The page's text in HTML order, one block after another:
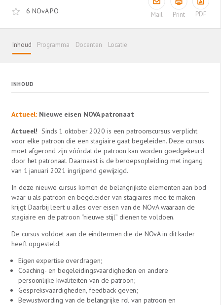
6 NOvA PO
Inhoud Programma Docenten Locatie
Mail Print PDF
INHOUD
Actueel: Nieuwe eisen NOVA patronaat
Actueel! Sinds 1 oktober 2020 is een patroonscursus verplicht
voor elke patroon die een stagiaire gaat begeleiden. Deze cursus
moet afgerond zijn vóórdat de patroon kan worden goedgekeurd
door het patronaat. Daarnaast is de beroepsopleiding met ingang
van 1 januari 2021 ingrijpend gewijzigd.
In deze nieuwe cursus komen de belangrijkste elementen aan bod
waar u als patroon en begeleider van stagiaires mee te maken
krijgt. Daarbij leert u alles over eisen van de NOvA waaraan de
stagiaire en de patroon “nieuwe stijl” dienen te voldoen.
De cursus voldoet aan de eindtermen die de NOvA in dit kader
heeft opgesteld:
Eigen expertise overdragen;
Coaching- en begeleidingsvaardigheden en andere
persoonlijke kwaliteiten van de patroon;
Gespreksvaardigheden, feedback geven;
Bewustwording van de belangrijke rol van patroon en